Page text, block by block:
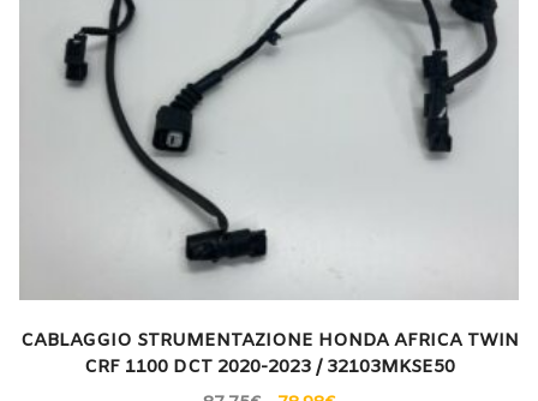
CABLAGGIO STRUMENTAZIONE HONDA AFRICA TWIN
CRF 1100 DCT 2020-2023 / 32103MKSE50